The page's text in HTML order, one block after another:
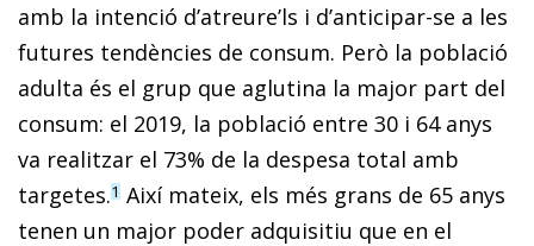
amb la intenció d’atreure’ls i d’anticipar-se a les
futures tendències de consum. Però la població
adulta és el grup que aglutina la major part del
consum: el 2019, la població entre 30 i 64 anys
va realitzar el 73% de la despesa total amb
targetes.1 Així mateix, els més grans de 65 anys
tenen un major poder adquisitiu que en el